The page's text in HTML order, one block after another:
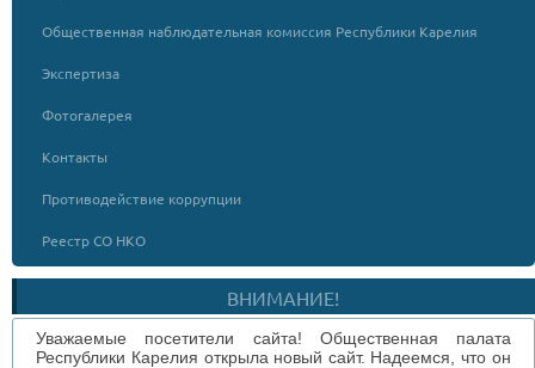
Общественная наблюдательная комиссия Республики Карелия
Экспертиза
Фотогалерея
Контакты
Противодействие коррупции
Реестр СО НКО
ВНИМАНИЕ!
Уважаемые посетители сайта! Общественная палата
Республики Карелия открыла новый сайт. Надеемся, что он